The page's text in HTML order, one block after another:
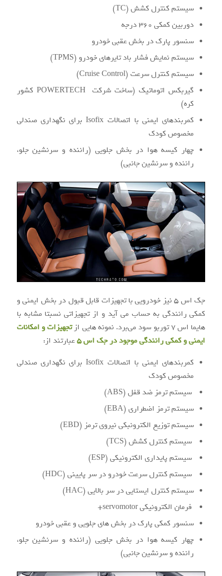
سیستم کنترل کشش (TC)
دوربین کمکی ۳۶۰ درجه
سنسور پارک در بخش عقبی خودرو
سیستم نمایش فشار باد تایرهای خودرو (TPMS)
سیستم کنترل سرعت (Cruise Control)
گیربکس اتوماتیک (ساخت شرکت POWERTECH کشور
کره)
کمربندهای ایمنی با اتصالات Isofix برای نگهداری صندلی
مخصوص کودک
چهار کیسه هوا در بخش جلویی (راننده و سرنشین جلو،
راننده و سرنشین جانبی)
جک اس ۵ نیز خودرویی با تجهیزات قابل قبول در بخش ایمنی و
کمکی رانندگی به حساب می آید و از تجهیزاتی نسبتا مشابه با
هایما اس ۷ توربو سود می‌برد. نمونه هایی از
تجهیزات و امکانات
ایمنی و کمکی رانندگی موجود در جک اس ۵ عبارتند از:
کمربندهای ایمنی با اتصالات Isofix برای نگهداری صندلی
مخصوص کودک
سیستم ترمز ضد قفل (ABS)
سیستم ترمز اضطراری (EBA)
سیستم توزیع الکترونبکی نیروی ترمز (EBD)
سیستم کنترل کشش (TCS)
سیستم پایداری الکترونیکی (ESP)
سیستم کنترل سرعت خودرو در سر پایینی (HDC)
سیستم کنترل ایستایی در سر بالایی (HAC)
فرمان الکترونیکی servomotor+
سنسور کمکی پارک در بخش های جلویی و عقبی خودرو
چهار کیسه هوا در بخش جلویی (راننده و سرنشین جلو،
راننده و سرنشین جانبی)